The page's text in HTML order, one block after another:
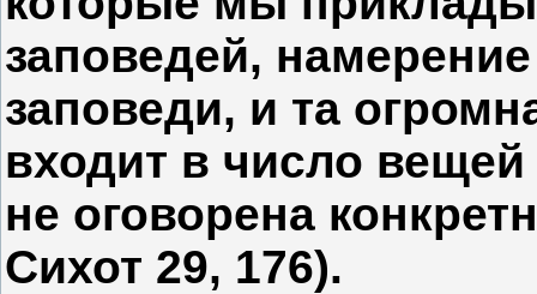
заповедей,
заповеди, и та
входит в число
не оговорена
Сихот 29, 176).